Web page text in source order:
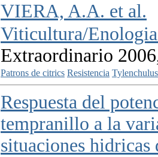
VIERA, A.A. et al.
Viticultura/
Extraordinario
Patrons de citrics Resistencia
Respuesta del
tempranillo a la
situaciones